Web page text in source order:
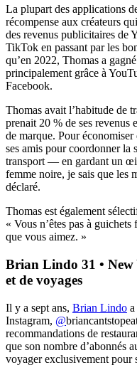
La plupart des applications
récompense aux créateurs
des revenus publicitaires de
TikTok en passant par les
qu’en 2022, Thomas a
principalement grâce à
Facebook.
Thomas avait l’habitude de
prenait 20 % de ses revenus
de marque. Pour
ses amis pour coordonner la
transport — en gardant un
femme noire, je sais que les
déclaré.
Thomas est également
« Vous n’êtes pas à
que vous aimez. »
Brian Lindo 31 •
et de voyages
Il y a sept ans, Brian Lindo
Instagram, @
recommandations de
que son nombre d’abonnés
voyager exclusivement pour